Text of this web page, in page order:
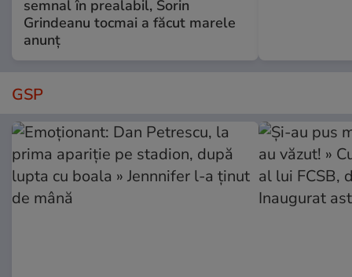
semnal în prealabil, Sorin
Grindeanu tocmai a făcut marele
anunț
GSP